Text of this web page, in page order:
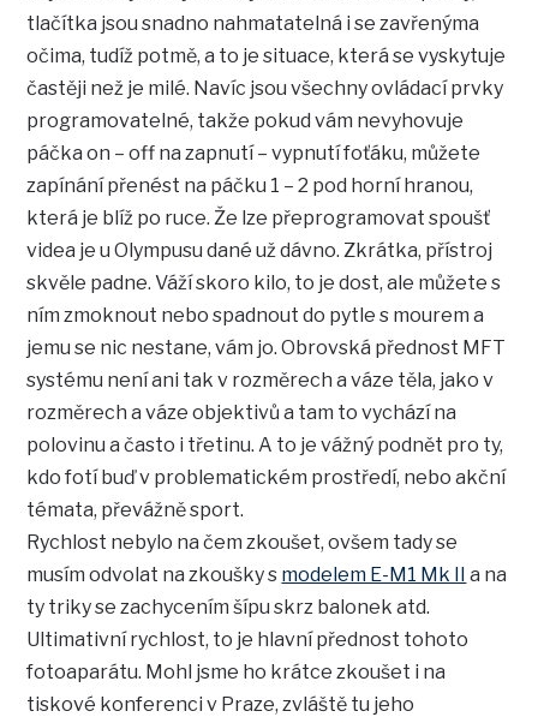
tlačítka jsou snadno nahmatatelná i se zavřenýma
očima, tudíž potmě, a to je situace, která se vyskytuje
častěji než je milé. Navíc jsou všechny ovládací prvky
programovatelné, takže pokud vám nevyhovuje
páčka on – off na zapnutí – vypnutí foťáku, můžete
zapínání přenést na páčku 1 – 2 pod horní hranou,
která je blíž po ruce. Že lze přeprogramovat spoušť
videa je u Olympusu dané už dávno. Zkrátka, přístroj
skvěle padne. Váží skoro kilo, to je dost, ale můžete s
ním zmoknout nebo spadnout do pytle s mourem a
jemu se nic nestane, vám jo. Obrovská přednost MFT
systému není ani tak v rozměrech a váze těla, jako v
rozměrech a váze objektivů a tam to vychází na
polovinu a často i třetinu. A to je vážný podnět pro ty,
kdo fotí buď v problematickém prostředí, nebo akční
témata, převážně sport.
Rychlost nebylo na čem zkoušet, ovšem tady se
musím odvolat na zkoušky s modelem E-M1 Mk II a na
ty triky se zachycením šípu skrz balonek atd.
Ultimativní rychlost, to je hlavní přednost tohoto
fotoaparátu. Mohl jsme ho krátce zkoušet i na
tiskové konferenci v Praze, zvláště tu jeho